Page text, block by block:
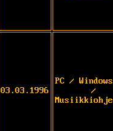
03.03.1996
PC /
/